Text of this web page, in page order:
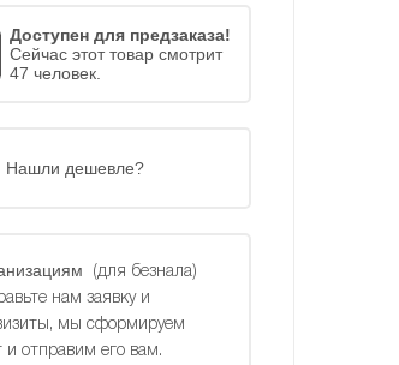
Доступен для предзаказа!
Сейчас этот товар смотрит
47 человек.
Нашли дешевле?
(для безнала)
нам заявку и
мы сформируем
и отправим его вам.